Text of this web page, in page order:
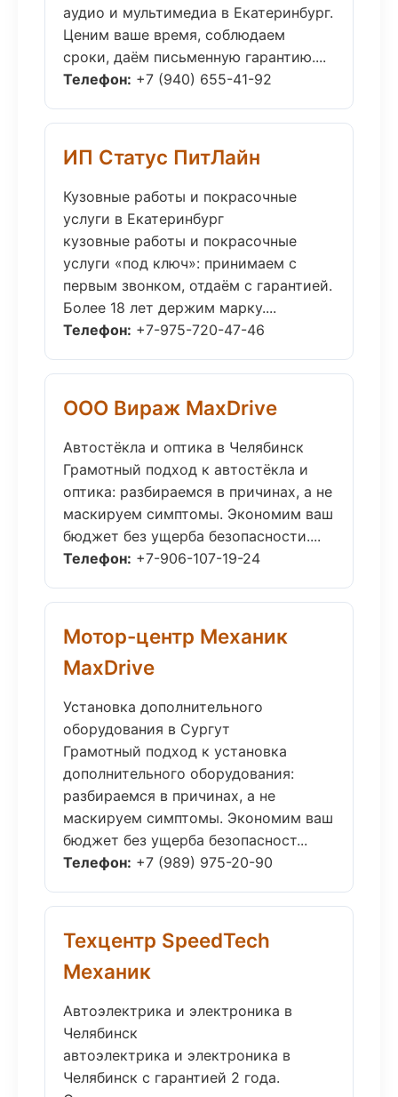
аудио и мультимедиа в Екатеринбург.
Ценим ваше время, соблюдаем
сроки, даём письменную гарантию....
Телефон: +7 (940) 655-41-92
ИП Статус ПитЛайн
Кузовные работы и покрасочные
услуги в Екатеринбург
кузовные работы и покрасочные
услуги «под ключ»: принимаем с
первым звонком, отдаём с гарантией.
Более 18 лет держим марку....
Телефон: +7-975-720-47-46
ООО Вираж MaxDrive
Автостёкла и оптика в Челябинск
Грамотный подход к автостёкла и
оптика: разбираемся в причинах, а не
маскируем симптомы. Экономим ваш
бюджет без ущерба безопасности....
Телефон: +7-906-107-19-24
Мотор-центр Механик
MaxDrive
Установка дополнительного
оборудования в Сургут
Грамотный подход к установка
дополнительного оборудования:
разбираемся в причинах, а не
маскируем симптомы. Экономим ваш
бюджет без ущерба безопасност...
Телефон: +7 (989) 975-20-90
Техцентр SpeedTech
Механик
Автоэлектрика и электроника в
Челябинск
автоэлектрика и электроника в
Челябинск с гарантией 2 года.